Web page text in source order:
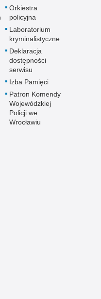
Orkiestra
policyjna
Laboratorium
kryminalistyczne
Deklaracja
dostępności
serwisu
Izba Pamięci
Patron Komendy
Wojewódzkiej
Policji we
Wrocławiu